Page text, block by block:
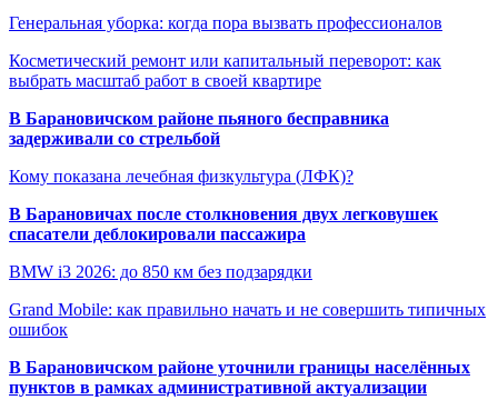
Генеральная уборка: когда пора вызвать профессионалов
Косметический ремонт или капитальный переворот: как
выбрать масштаб работ в своей квартире
В Барановичском районе пьяного бесправника
задерживали со стрельбой
Кому показана лечебная физкультура (ЛФК)?
В Барановичах после столкновения двух легковушек
спасатели деблокировали пассажира
BMW i3 2026: до 850 км без подзарядки
Grand Mobile: как правильно начать и не совершить типичных
ошибок
В Барановичском районе уточнили границы населённых
пунктов в рамках административной актуализации